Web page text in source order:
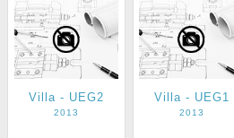
Villa - UEG2
2013
Villa - UEG1
2013